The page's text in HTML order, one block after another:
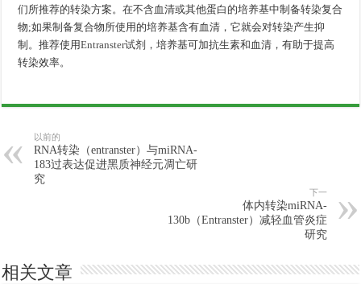
们所推荐的转染方案。在不含血清或其他蛋白的培养基中制备转染复合
物;如果制备复合物所使用的培养基含有血清，它就会对转染产生抑
制。推荐使用Entranster试剂，培养基可加抗生素和血清，有助于提高
转染效率。
以前的
RNA转染（entranster）与miRNA-
183过表达促进黑质神经元凋亡研
究
下一
体内转染miRNA-
130b（Entranster）减轻血管炎症
研究
相关文章